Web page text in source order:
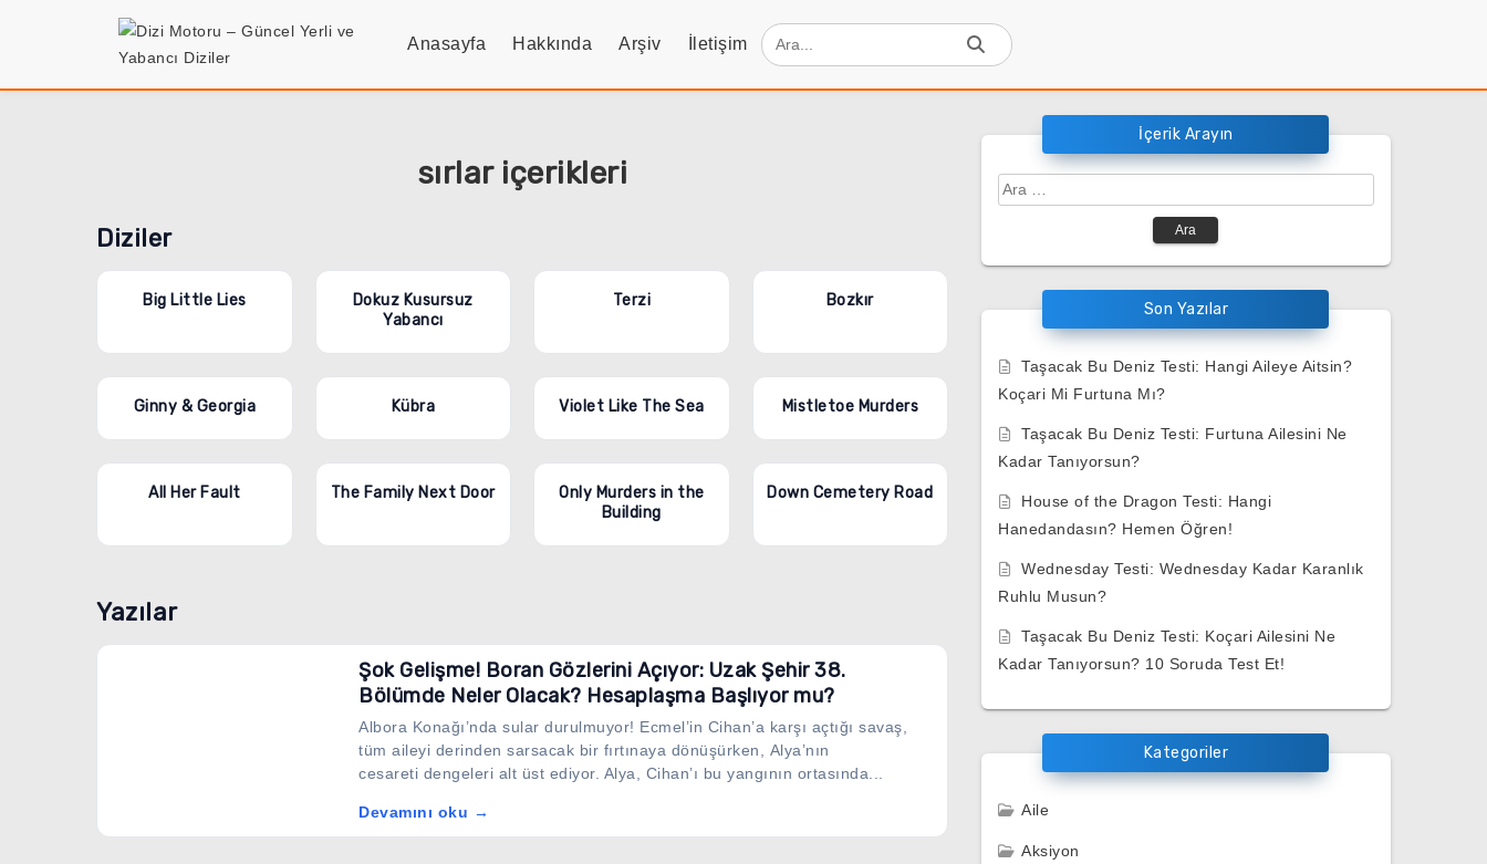
Anasayfa Hakkında Arşiv İletişim
sırlar içerikleri
Diziler
Big Little Lies
‎Dokuz Kusursuz
Yabancı‎
Terzi Bozkır
Ginny & Georgia Kübra Violet Like The Sea Mistletoe Murders
All Her Fault The Family Next Door
Only Murders in the
Building
Down Cemetery Road
Yazılar
Şok Gelişme! Boran Gözlerini Açıyor: Uzak Şehir 38.
Bölümde Neler Olacak? Hesaplaşma Başlıyor mu?
Albora Konağı’nda sular durulmuyor! Ecmel’in Cihan’a karşı açtığı savaş,
tüm aileyi derinden sarsacak bir fırtınaya dönüşürken, Alya’nın
cesareti dengeleri alt üst ediyor. Alya, Cihan’ı bu yangının ortasında...
Devamını oku →
İçerik Arayın
Arama:
Son Yazılar
Taşacak Bu Deniz Testi: Hangi Aileye Aitsin?
Koçari Mi Furtuna Mı?
Taşacak Bu Deniz Testi: Furtuna Ailesini Ne
Kadar Tanıyorsun?
House of the Dragon Testi: Hangi
Hanedandasın? Hemen Öğren!
Wednesday Testi: Wednesday Kadar Karanlık
Ruhlu Musun?
Taşacak Bu Deniz Testi: Koçari Ailesini Ne
Kadar Tanıyorsun? 10 Soruda Test Et!
Kategoriler
Aile
Aksiyon